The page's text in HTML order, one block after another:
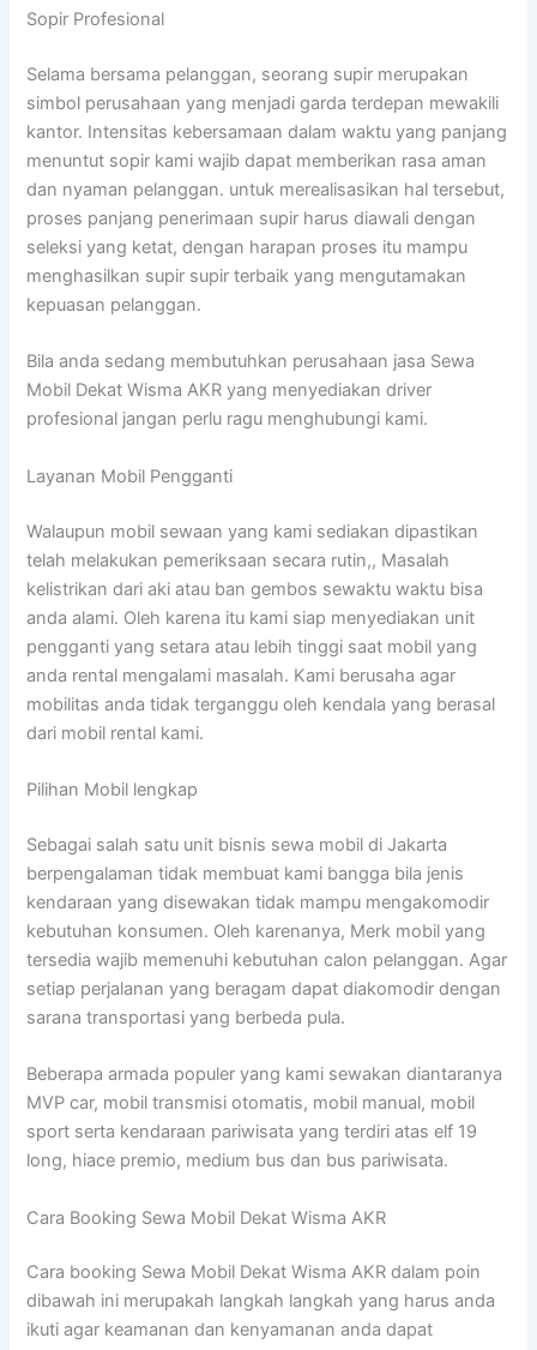
Sopir Profesional
Selama bersama pelanggan, seorang supir merupakan
simbol perusahaan yang menjadi garda terdepan mewakili
kantor. Intensitas kebersamaan dalam waktu yang panjang
menuntut sopir kami wajib dapat memberikan rasa aman
dan nyaman pelanggan. untuk merealisasikan hal tersebut,
proses panjang penerimaan supir harus diawali dengan
seleksi yang ketat, dengan harapan proses itu mampu
menghasilkan supir supir terbaik yang mengutamakan
kepuasan pelanggan.
Bila anda sedang membutuhkan perusahaan jasa Sewa
Mobil Dekat Wisma AKR yang menyediakan driver
profesional jangan perlu ragu menghubungi kami.
Layanan Mobil Pengganti
Walaupun mobil sewaan yang kami sediakan dipastikan
telah melakukan pemeriksaan secara rutin,, Masalah
kelistrikan dari aki atau ban gembos sewaktu waktu bisa
anda alami. Oleh karena itu kami siap menyediakan unit
pengganti yang setara atau lebih tinggi saat mobil yang
anda rental mengalami masalah. Kami berusaha agar
mobilitas anda tidak terganggu oleh kendala yang berasal
dari mobil rental kami.
Pilihan Mobil lengkap
Sebagai salah satu unit bisnis sewa mobil di Jakarta
berpengalaman tidak membuat kami bangga bila jenis
kendaraan yang disewakan tidak mampu mengakomodir
kebutuhan konsumen. Oleh karenanya, Merk mobil yang
tersedia wajib memenuhi kebutuhan calon pelanggan. Agar
setiap perjalanan yang beragam dapat diakomodir dengan
sarana transportasi yang berbeda pula.
Beberapa armada populer yang kami sewakan diantaranya
MVP car, mobil transmisi otomatis, mobil manual, mobil
sport serta kendaraan pariwisata yang terdiri atas elf 19
long, hiace premio, medium bus dan bus pariwisata.
Cara Booking Sewa Mobil Dekat Wisma AKR
Cara booking Sewa Mobil Dekat Wisma AKR dalam poin
dibawah ini merupakah langkah langkah yang harus anda
ikuti agar keamanan dan kenyamanan anda dapat